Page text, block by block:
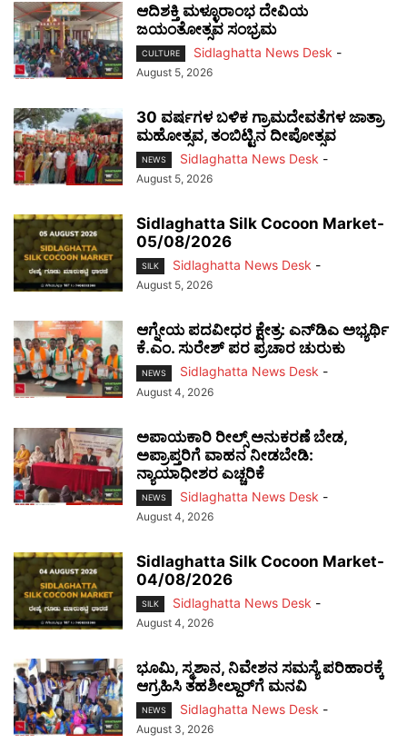
ಆದಿಶಕ್ತಿ ಮಳ್ಳೂರಾಂಭ ದೇವಿಯ
ಜಯಂತೋತ್ಸವ ಸಂಭ್ರಮ
CULTURE Sidlaghatta News Desk -
August 5, 2026
30 ವರ್ಷಗಳ ಬಳಿಕ ಗ್ರಾಮದೇವತೆಗಳ ಜಾತ್ರಾ
ಮಹೋತ್ಸವ, ತಂಬಿಟ್ಟಿನ ದೀಪೋತ್ಸವ
NEWS Sidlaghatta News Desk -
August 5, 2026
Sidlaghatta Silk Cocoon Market-
05/08/2026
SILK Sidlaghatta News Desk -
August 5, 2026
ಆಗ್ನೇಯ ಪದವೀಧರ ಕ್ಷೇತ್ರ: ಎನ್‌ಡಿಎ ಅಭ್ಯರ್ಥಿ
ಕೆ.ಎಂ. ಸುರೇಶ್ ಪರ ಪ್ರಚಾರ ಚುರುಕು
NEWS Sidlaghatta News Desk -
August 4, 2026
ಅಪಾಯಕಾರಿ ರೀಲ್ಸ್ ಅನುಕರಣೆ ಬೇಡ,
ಅಪ್ರಾಪ್ತರಿಗೆ ವಾಹನ ನೀಡಬೇಡಿ:
ನ್ಯಾಯಾಧೀಶರ ಎಚ್ಚರಿಕೆ
NEWS Sidlaghatta News Desk -
August 4, 2026
Sidlaghatta Silk Cocoon Market-
04/08/2026
SILK Sidlaghatta News Desk -
August 4, 2026
ಭೂಮಿ, ಸ್ಮಶಾನ, ನಿವೇಶನ ಸಮಸ್ಯೆ ಪರಿಹಾರಕ್ಕೆ
ಆಗ್ರಹಿಸಿ ತಹಶೀಲ್ದಾರ್‌ಗೆ ಮನವಿ
NEWS Sidlaghatta News Desk -
August 3, 2026